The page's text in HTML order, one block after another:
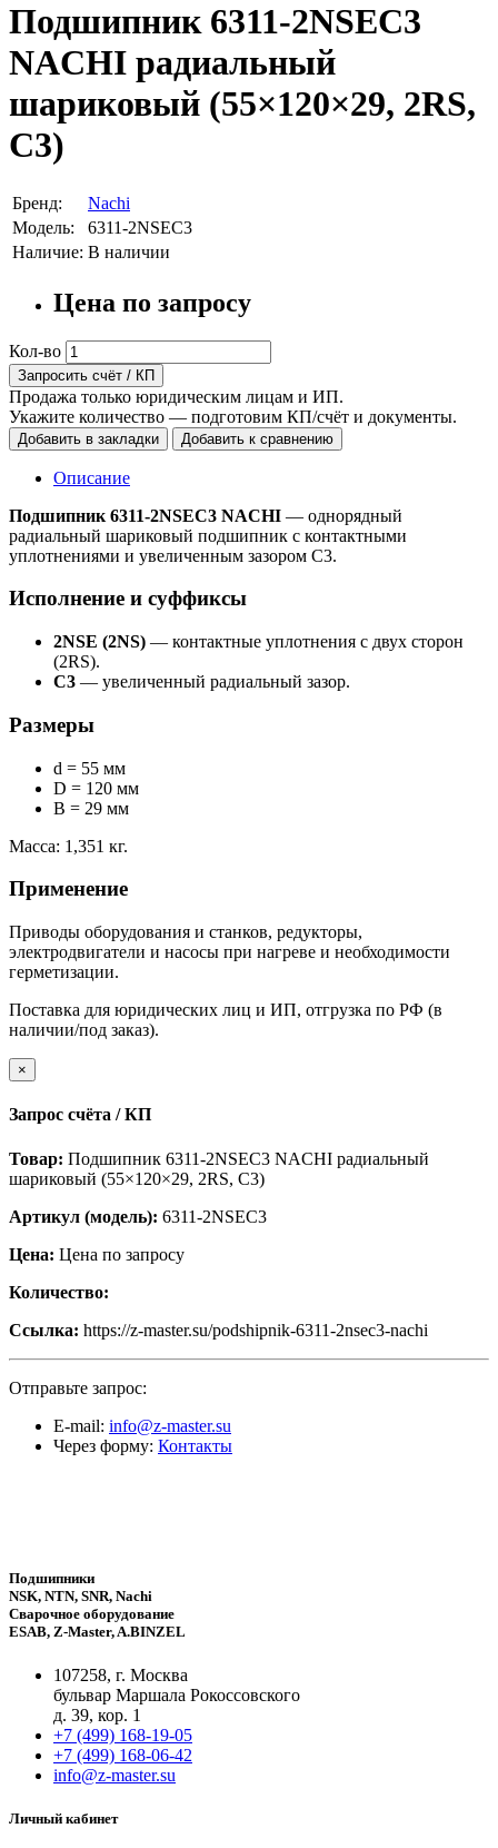
Подшипник 6311-2NSEC3
NACHI радиальный
шариковый (55×120×29, 2RS,
C3)
Бренд:
Nachi
Модель:
6311-2NSEC3
Наличие: В наличии
Цена по запросу
Кол-во
Запросить счёт / КП
Продажа только юридическим лицам и ИП.
Укажите количество — подготовим КП/счёт и документы.
Добавить в закладки Добавить к сравнению
Описание
Подшипник 6311-2NSEC3 NACHI — однорядный
радиальный шариковый подшипник с контактными
уплотнениями и увеличенным зазором C3.
Исполнение и суффиксы
2NSE (2NS) — контактные уплотнения с двух сторон
(2RS).
C3 — увеличенный радиальный зазор.
Размеры
d = 55 мм
D = 120 мм
B = 29 мм
Масса: 1,351 кг.
Применение
Приводы оборудования и станков, редукторы,
электродвигатели и насосы при нагреве и необходимости
герметизации.
Поставка для юридических лиц и ИП, отгрузка по РФ (в
наличии/под заказ).
×
Запрос счёта / КП
Товар: Подшипник 6311-2NSEC3 NACHI радиальный
шариковый (55×120×29, 2RS, C3)
Артикул (модель): 6311-2NSEC3
Цена: Цена по запросу
Количество:
Ссылка: https://z-master.su/podshipnik-6311-2nsec3-nachi
Отправьте запрос:
E-mail: info@z-master.su
Через форму: Контакты
Подшипники
NSK, NTN, SNR, Nachi
Сварочное оборудование
ESAB, Z-Master, A.BINZEL
107258, г. Москва
бульвар Маршала Рокоссовского
д. 39, кор. 1
+7 (499) 168-19-05
+7 (499) 168-06-42
info@z-master.su
Личный кабинет